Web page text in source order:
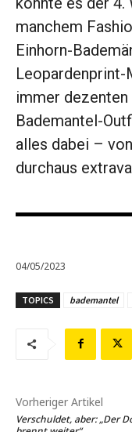
manchem
Einhorn-
Leopardenprint-
immer dezenten
Bademantel-
alles dabei –
durchaus
04/05/2023
TOPICS bademantel
Vorheriger Artikel
Verschuldet, aber: „Der